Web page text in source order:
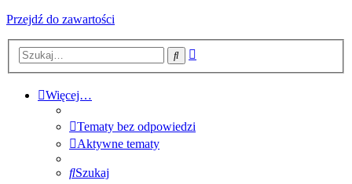
Przejdź do zawartości
Szukaj
Więcej…
Tematy bez odpowiedzi
Aktywne tematy
Szukaj